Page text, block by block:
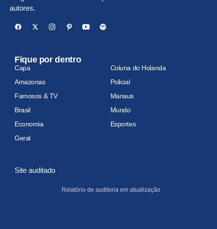
autores.
Fique por dentro
Capa
Coluna do Holanda
Amazonas
Policial
Famosos & TV
Manaus
Brasil
Mundo
Economia
Esportes
Geral
Site auditado
Relatório de auditoria em atualização